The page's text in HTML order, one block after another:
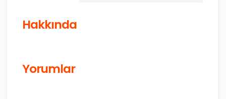
Hakkında
Yorumlar